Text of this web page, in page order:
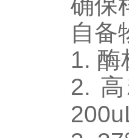
自备
1. 酶
2.